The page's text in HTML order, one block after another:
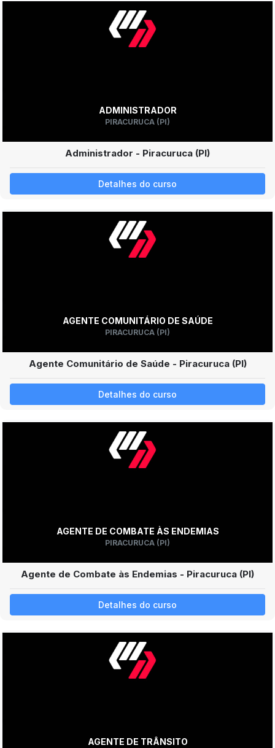
ADMINISTRADOR
PIRACURUCA (PI)
Administrador - Piracuruca (PI)
Detalhes do curso
AGENTE COMUNITÁRIO DE SAÚDE
PIRACURUCA (PI)
Agente Comunitário de Saúde - Piracuruca (PI)
Detalhes do curso
AGENTE DE COMBATE ÀS ENDEMIAS
PIRACURUCA (PI)
Agente de Combate às Endemias - Piracuruca (PI)
Detalhes do curso
AGENTE DE TRÂNSITO